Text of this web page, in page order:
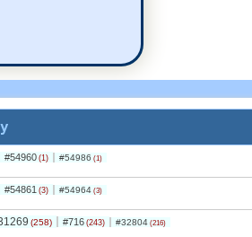
#54960 (1) #54986 (1)
#54861 (3) #54964 (3)
(258) #716 (243) #32804 (216)